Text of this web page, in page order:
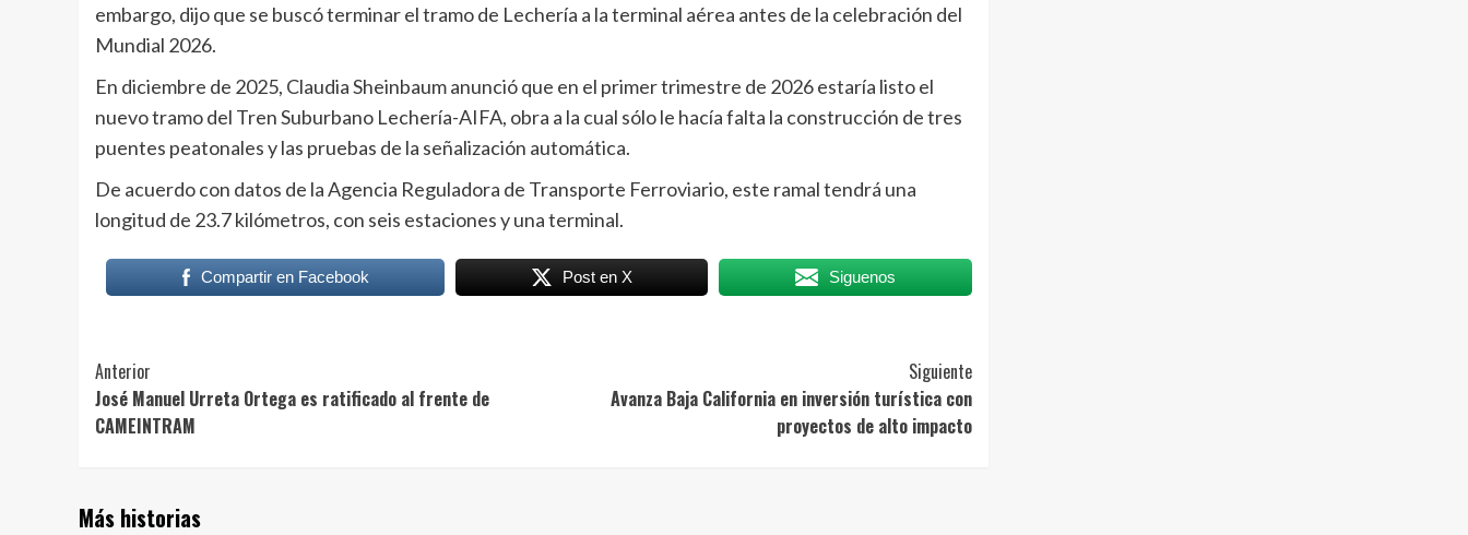
embargo, dijo que se buscó terminar el tramo de Lechería a la terminal aérea antes de la celebración del
Mundial 2026.
En diciembre de 2025, Claudia Sheinbaum anunció que en el primer trimestre de 2026 estaría listo el
nuevo tramo del Tren Suburbano Lechería-AIFA, obra a la cual sólo le hacía falta la construcción de tres
puentes peatonales y las pruebas de la señalización automática.
De acuerdo con datos de la Agencia Reguladora de Transporte Ferroviario, este ramal tendrá una
longitud de 23.7 kilómetros, con seis estaciones y una terminal.
Compartir en Facebook Post en X Siguenos
Post
Navigation
Anterior
José Manuel Urreta Ortega es ratificado al frente de
CAMEINTRAM
Siguiente
Avanza Baja California en inversión turística con
proyectos de alto impacto
Más historias